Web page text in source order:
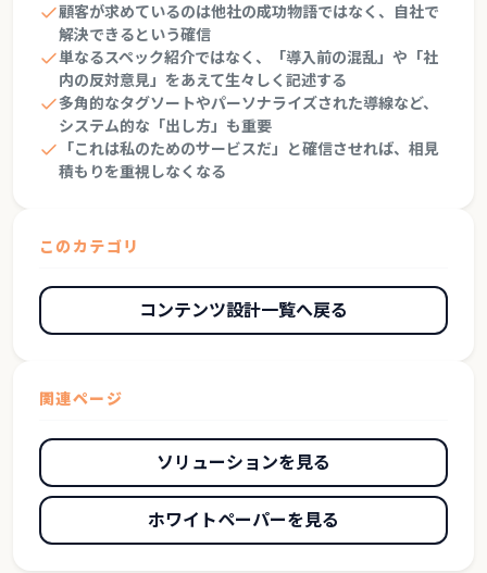
顧客が求めているのは他社の成功物語ではなく、自社で
解決できるという確信
単なるスペック紹介ではなく、「導入前の混乱」や「社
内の反対意見」をあえて生々しく記述する
多角的なタグソートやパーソナライズされた導線など、
システム的な「出し方」も重要
「これは私のためのサービスだ」と確信させれば、相見
積もりを重視しなくなる
このカテゴリ
コンテンツ設計一覧へ戻る
関連ページ
ソリューションを見る
ホワイトペーパーを見る